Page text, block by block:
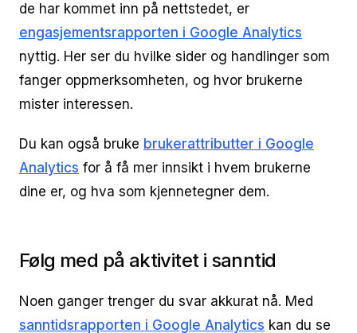
de har kommet inn på nettstedet, er
engasjementsrapporten i Google Analytics
nyttig. Her ser du hvilke sider og handlinger som
fanger oppmerksomheten, og hvor brukerne
mister interessen.
Du kan også bruke brukerattributter i Google
Analytics for å få mer innsikt i hvem brukerne
dine er, og hva som kjennetegner dem.
Følg med på aktivitet i sanntid
Noen ganger trenger du svar akkurat nå. Med
sanntidsrapporten i Google Analytics kan du se